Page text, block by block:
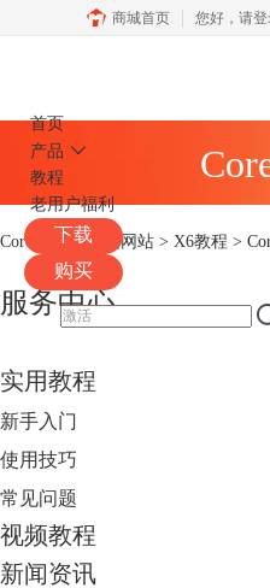
商城首页 您好， 请
首页
产品
教程
老用户福利
下载
购买
CorelDRAW中文网站 > X6教程 >
服务中心
实用教程
新手入门
使用技巧
常见问题
视频教程
新闻资讯